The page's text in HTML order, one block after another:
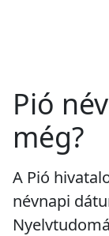
Pió
még?
A Pió
névnapi